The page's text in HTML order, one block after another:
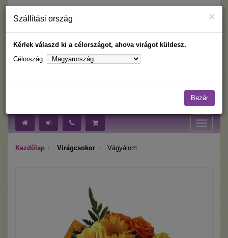
Nyelv:
Toggle
Kezdőlap
Virágcsokor Vágyálom
×
Szállítási ország
Kérlek válaszd ki a célországot, ahova virágot küldesz.
Célország:
Bezár